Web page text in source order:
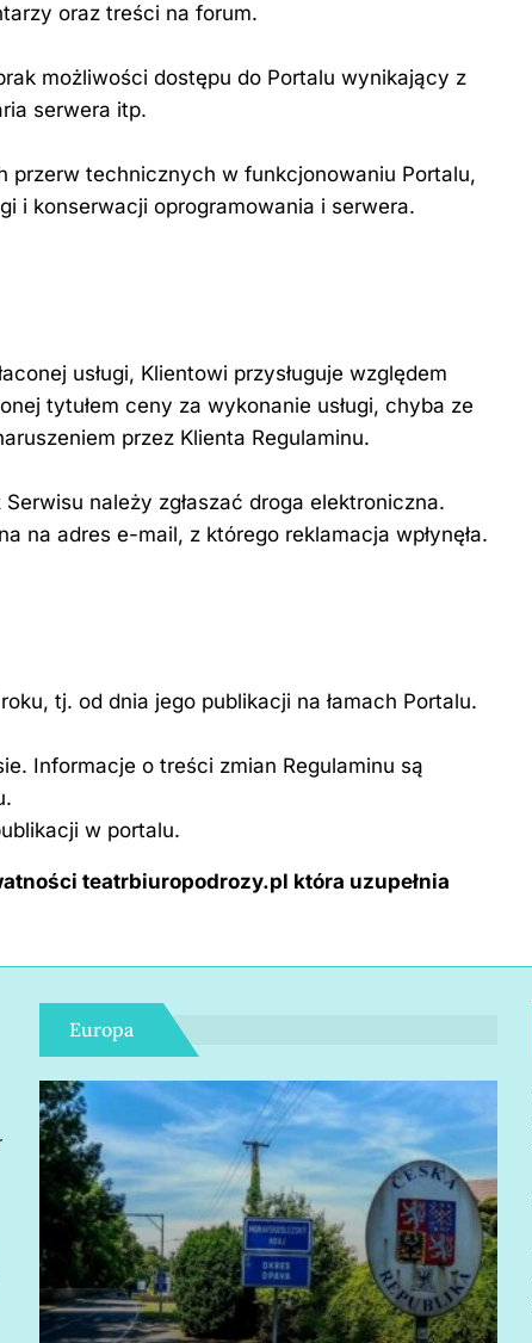
oraz treści na forum.
możliwości dostępu do Portalu wynikający z
serwera itp.
przerw technicznych w funkcjonowaniu Portalu,
i konserwacji oprogramowania i serwera.
usługi, Klientowi przysługuje względem
tytułem ceny za wykonanie usługi, chyba ze
przez Klienta Regulaminu.
należy zgłaszać droga elektroniczna.
na adres e-mail, z którego reklamacja wpłynęła.
tj. od dnia jego publikacji na łamach Portalu.
Informacje o treści zmian Regulaminu są
w portalu.
teatrbiuropodrozy.pl która uzupełnia
Europa